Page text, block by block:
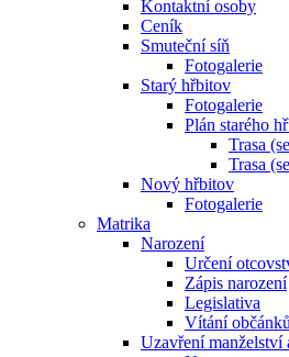
Kontaktní osoby
Ceník
Smuteční síň
Fotogalerie
Starý hřbitov
Fotogalerie
Plán starého
Trasa
Trasa
Nový hřbitov
Fotogalerie
Matrika
Narození
Určení
Zápis narození
Legislativa
Vítání občánků
Uzavření manželství